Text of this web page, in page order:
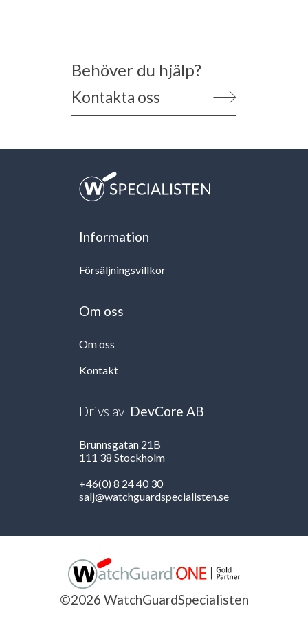
Behöver du hjälp?
Kontakta oss
Information
Försäljningsvillkor
Om oss
Om oss
Kontakt
Drivs av DevCore AB
Brunnsgatan 21B
111 38 Stockholm
+46(0) 8 24 40 30
salj@watchguardspecialisten.se
©2026 WatchGuardSpecialisten